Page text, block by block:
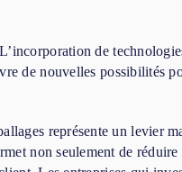
de
de nouvelles possibilités
représente un levier
non seulement de